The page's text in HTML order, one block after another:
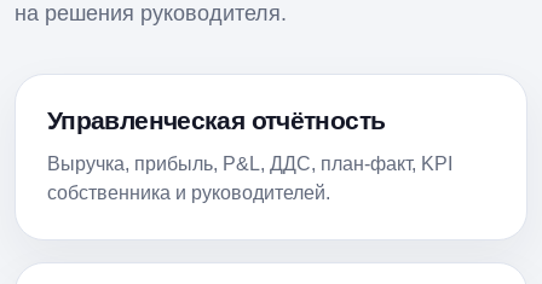
на решения руководителя.
Управленческая отчётность
Выручка, прибыль, P&L, ДДС, план-факт, KPI
собственника и руководителей.